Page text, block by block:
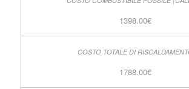
1398.00€
1788.00€